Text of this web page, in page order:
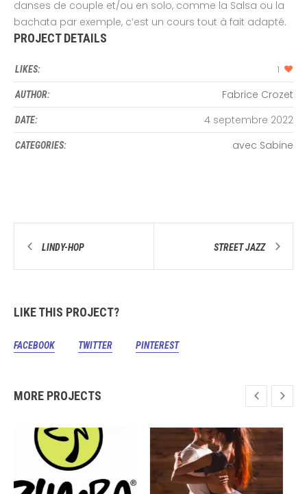
danses de couple et/ou en solo, comme la Salsa ou la
bachata par exemple, c’est un cours tout à fait adapté.
PROJECT DETAILS
LIKES: 1
AUTHOR: Fabrice Crozet
DATE: 4 septembre 2022
CATEGORIES: avec Sabine
LINDY-HOP STREET JAZZ
LIKE THIS PROJECT?
FACEBOOK TWITTER PINTEREST
MORE PROJECTS